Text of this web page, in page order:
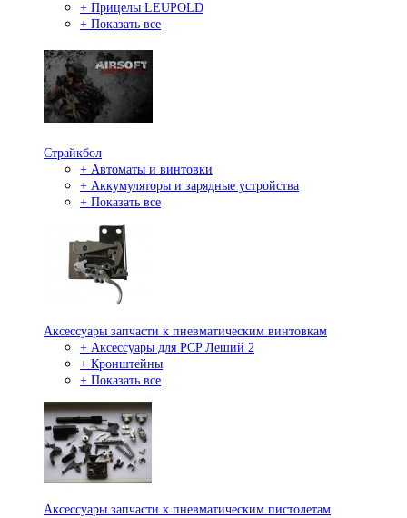
+ Прицелы LEUPOLD
+ Показать все
Страйкбол
+ Автоматы и винтовки
+ Аккумуляторы и зарядные устройства
+ Показать все
Аксессуары запчасти к пневматическим винтовкам
+ Аксессуары для PCP Леший 2
+ Кронштейны
+ Показать все
Аксессуары запчасти к пневматическим пистолетам